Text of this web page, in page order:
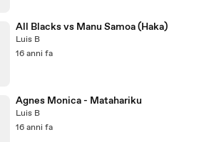
All Blacks vs Manu Samoa (Haka)
Luis B
16 anni fa
Agnes Monica - Matahariku
Luis B
16 anni fa